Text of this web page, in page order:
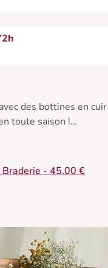
des bottines en
toute saison !
- 45,00 €